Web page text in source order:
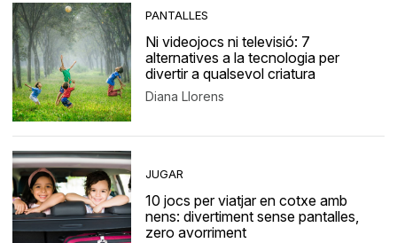
PANTALLES
Ni videojocs ni televisió: 7
alternatives a la tecnologia per
divertir a qualsevol criatura
Diana Llorens
JUGAR
10 jocs per viatjar en cotxe amb
nens: divertiment sense pantalles,
zero avorriment